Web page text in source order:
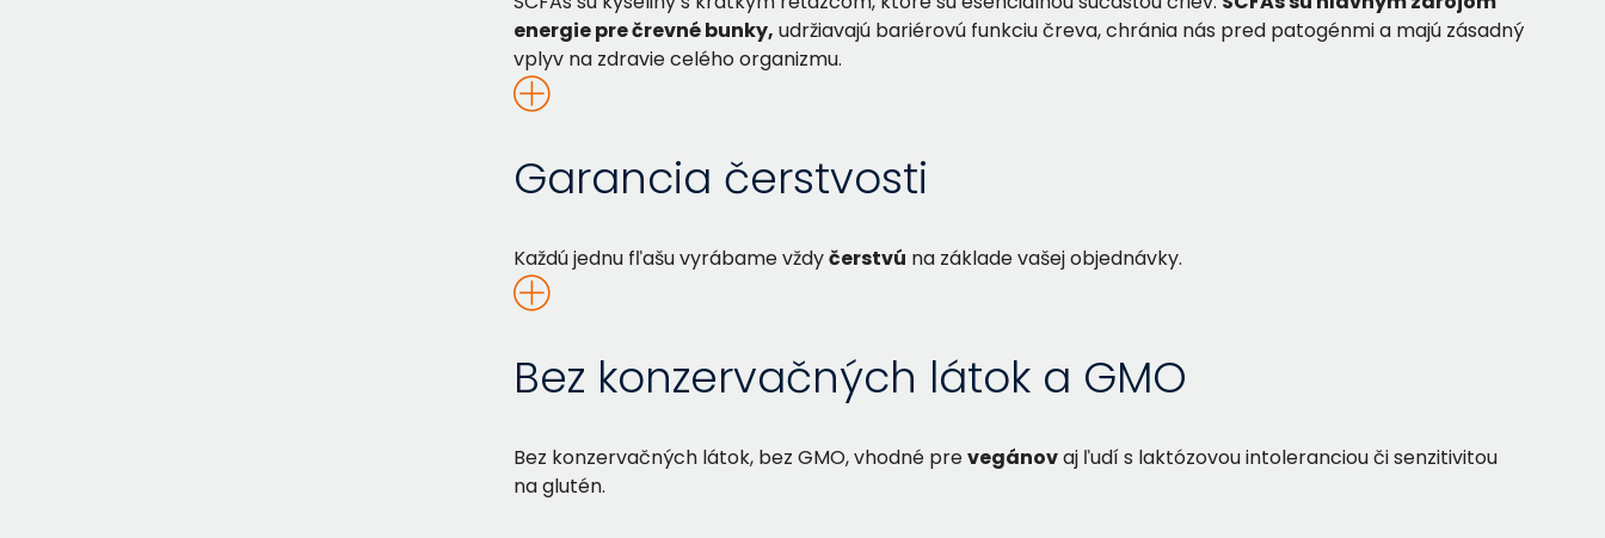
energie pre črevné bunky, udržiavajú bariérovú funkciu čreva, chránia nás pred patogénmi a majú zásadný
vplyv na zdravie celého organizmu.
Garancia čerstvosti
Každú jednu fľašu vyrábame vždyčerstvú na základe vašej objednávky.
Bez konzervačných látok a GMO
Bez konzervačných látok, bez GMO, vhodné prevegánovaj ľudí s laktózovou intoleranciou či senzitivitou
na glutén.